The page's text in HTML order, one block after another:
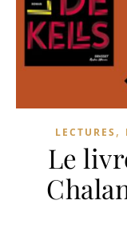
LECTURES ,
Le